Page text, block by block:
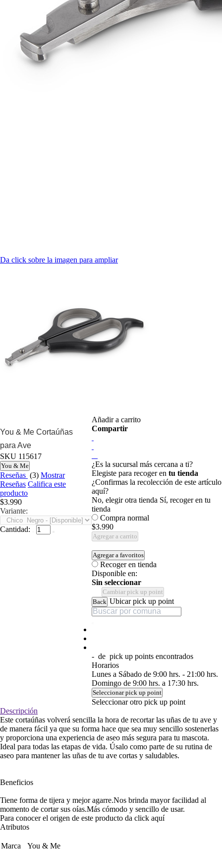
Da click sobre la imagen para ampliar
You & Me Cortaúñas
para Ave
SKU 115617
You & Me
Reseñas (3) Mostrar
Reseñas Califica este
producto
$3.990
Variante:
Cantidad:
Añadir a carrito
Compartir
¿Es la sucursal más cercana a ti?
Elegiste para recoger en tu tienda
¿Confirmas la recolección de este artículo
aquí?
No, elegir otra tienda Sí, recoger en tu
tienda
Compra normal
$3.990
Agregar a carrito
Agregar a favoritos
Recoger en tienda
Disponible en:
Sin seleccionar
Cambiar pick up point
Back Ubicar pick up point
- de pick up points encontrados
Horarios
Lunes a Sábado de 9:00 hrs. - 21:00 hrs.
Domingo de 9:00 hrs. a 17:30 hrs.
Seleccionar pick up point
Seleccionar otro pick up point
Descripción
Este cortaúñas volverá sencilla la hora de recortar las uñas de tu ave y
de manera fácil ya que su forma hace que sea muy sencillo sostenerlas
y proporciona una experiencia de aseo más segura para tu mascota.
Ideal para todas las etapas de vida. Úsalo como parte de su rutina de
aseo para mantener las uñas de tu ave cortas y saludables.
Beneficios
Tiene forma de tijera y mejor agarre.Nos brinda mayor facilidad al
momento de cortar sus oías.Más cómodo y sencillo de usar.
Para conocer el origen de este producto da click aquí
Atributos
Marca You & Me